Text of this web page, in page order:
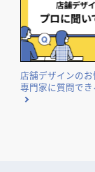
店舗デザインの
専門家に質問で